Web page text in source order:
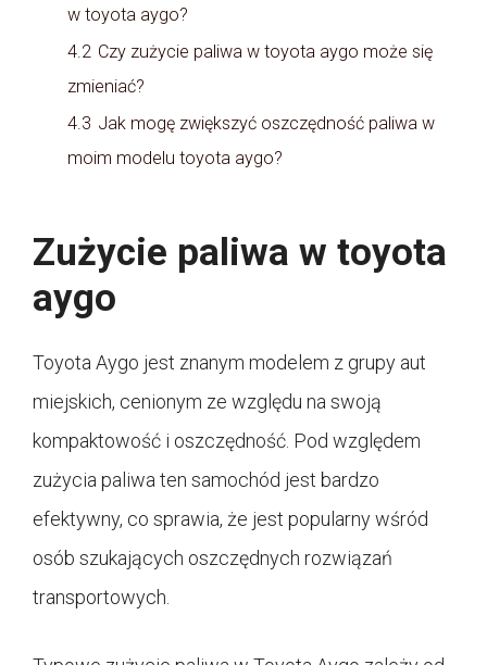
w toyota aygo?
4.2 Czy zużycie paliwa w toyota aygo może się
zmieniać?
4.3 Jak mogę zwiększyć oszczędność paliwa w
moim modelu toyota aygo?
Zużycie paliwa w toyota
aygo
Toyota Aygo jest znanym modelem z grupy aut
miejskich, cenionym ze względu na swoją
kompaktowość i oszczędność. Pod względem
zużycia paliwa ten samochód jest bardzo
efektywny, co sprawia, że jest popularny wśród
osób szukających oszczędnych rozwiązań
transportowych.